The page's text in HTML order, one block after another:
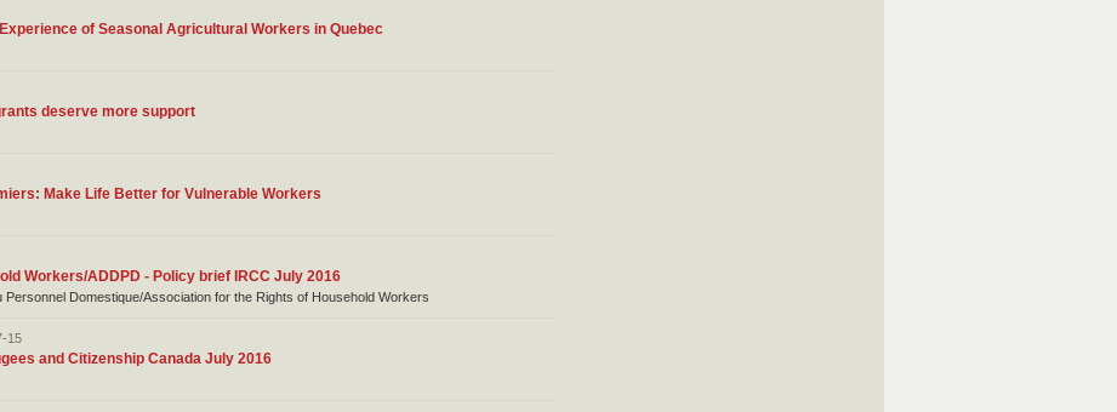
of Seasonal Agricultural Workers in Quebec
deserve more support
Make Life Better for Vulnerable Workers
Workers/ADDPD - Policy brief IRCC July 2016
Personnel Domestique/Association for the Rights of Household Workers
15
and Citizenship Canada July 2016